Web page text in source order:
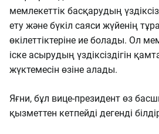
мемлекеттік басқарудың
ету және бүкіл саяси жүйенің
өкілеттіктеріне ие болады. Ол
іске асырудың үздіксіздігін
жүктемесін өзіне алады.
Яғни, бұл вице-президент өз
қызметтен кетпейді дегенді